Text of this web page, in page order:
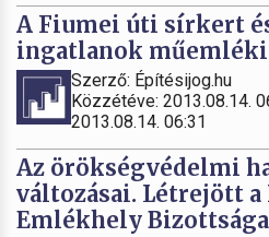
A Fiumei úti sírkert
ingatlanok
Szerző: Építésijog.hu
Közzétéve: 2013.08.14.
2013.08.14. 06:31
Az örökségvédelmi
változásai. Létrejött
Emlékhely